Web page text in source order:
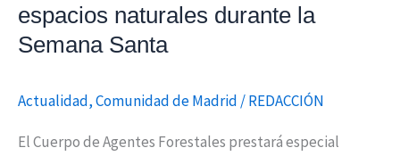
espacios naturales durante la
Semana Santa
Actualidad,Comunidad de Madrid /REDACCIÓN
El Cuerpo de Agentes Forestales prestará especial
durante
la